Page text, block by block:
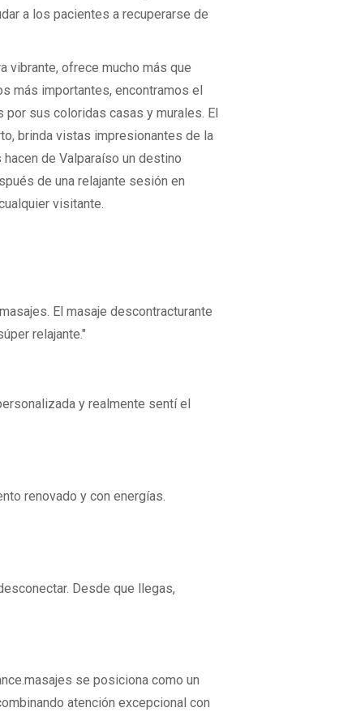
a los pacientes a recuperarse de
vibrante, ofrece mucho más que
más importantes, encontramos el
por sus coloridas casas y murales. El
brinda vistas impresionantes de la
de Valparaíso un destino
de una relajante sesión en
visitante.
El masaje descontracturante
relajante."
y realmente sentí el
renovado y con energías.
Desde que llegas,
se posiciona como un
atención excepcional con